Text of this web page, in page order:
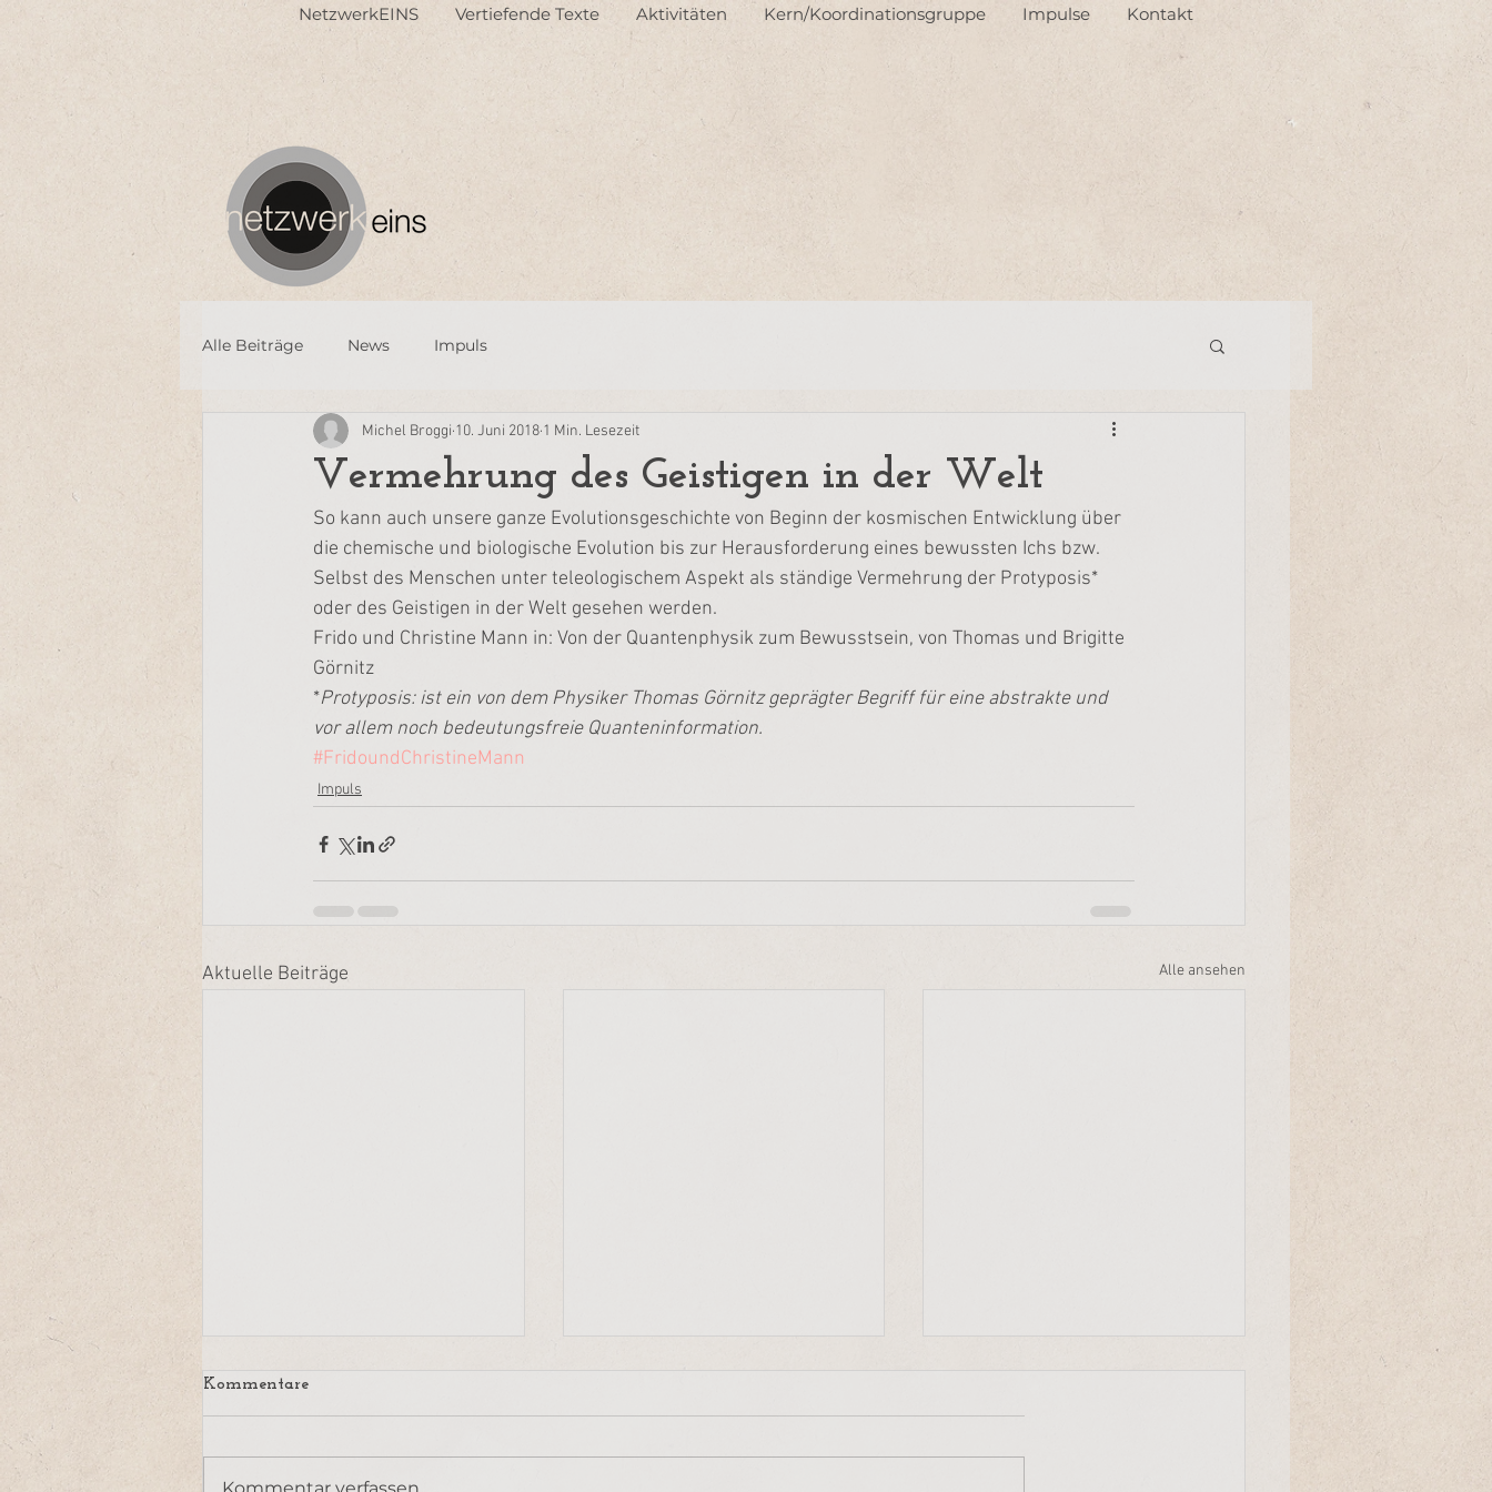
NetzwerkEINS Vertiefende Texte Aktivitäten Kern/Koordinationsgruppe Impulse Kontakt
Alle Beiträge News Impuls
Vermehrung des Geistigen in der Welt
Michel Broggi 10. Juni 2018 1 Min. Lesezeit
So kann auch unsere ganze Evolutionsgeschichte von Beginn der kosmischen Entwicklung über
die chemische und biologische Evolution bis zur Herausforderung eines bewussten Ichs bzw.
Selbst des Menschen unter teleologischem Aspekt als ständige Vermehrung der Protyposis*
oder des Geistigen in der Welt gesehen werden.
Frido und Christine Mann in: Von der Quantenphysik zum Bewusstsein, von Thomas und Brigitte
Görnitz
*Protyposis: ist ein von dem Physiker Thomas Görnitz geprägter Begriff für eine abstrakte und
vor allem noch bedeutungsfreie Quanteninformation.
#FridoundChristineMann
Impuls
Aktuelle Beiträge Alle ansehen
Geeint und makellos
"Alles, was existiert, ist in seiner
Bewahrung der Schöpfung
"Jeder Mensch ist ein einmaliger
Kommentare